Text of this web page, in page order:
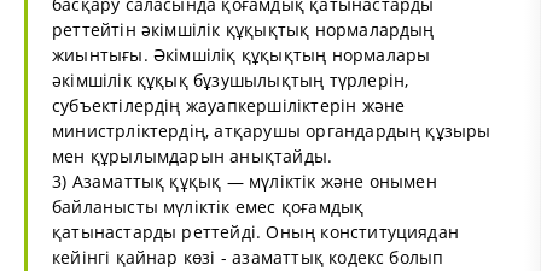
реттейтін әкімшілік құқықтық нормалардың
жиынтығы. Әкімшіліқ құқықтың нормалары
әкімшілік құқық бұзушылықтың түрлерін,
субъектілердің жауапкершіліктерін және
министрліктердің, атқарушы органдардың құзыры
мен құрылымдарын анықтайды.
3) Азаматтық құқық — мүліктік және онымен
байланысты мүліктік емес қоғамдық
қатынастарды реттейді. Оның конституциядан
кейінгі қайнар көзі - азаматтық кодекс болып